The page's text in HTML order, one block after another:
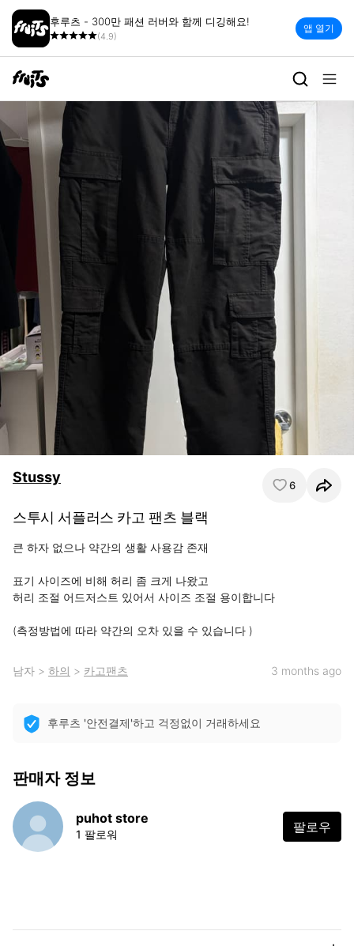
후루츠 - 300만 패션 러버와 함께 디깅해요!
(4.9)
앱 열기
Stussy 6
스투시 서플러스 카고 팬츠 블랙
큰 하자 없으나 약간의 생활 사용감 존재
표기 사이즈에 비해 허리 좀 크게 나왔고
허리 조절 어드저스트 있어서 사이즈 조절 용이합니다
(측정방법에 따라 약간의 오차 있을 수 있습니다 )
남자 > 하의 > 카고팬츠 3 months ago
후루츠 '안전결제'하고 걱정없이 거래하세요
판매자 정보
puhot store
1 팔로워 팔로우